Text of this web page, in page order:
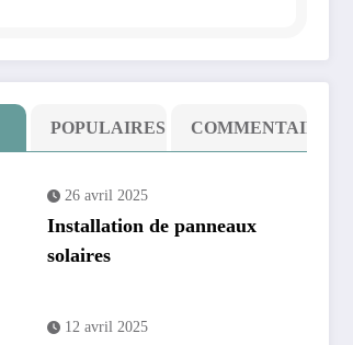
POPULAIRES COMMENTAIRE
26 avril 2025
Installation de panneaux
solaires
12 avril 2025